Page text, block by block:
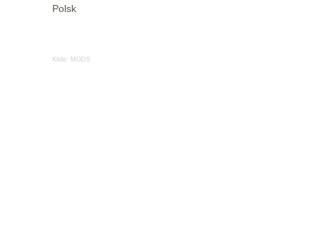
Polsk
Kilde: MODS